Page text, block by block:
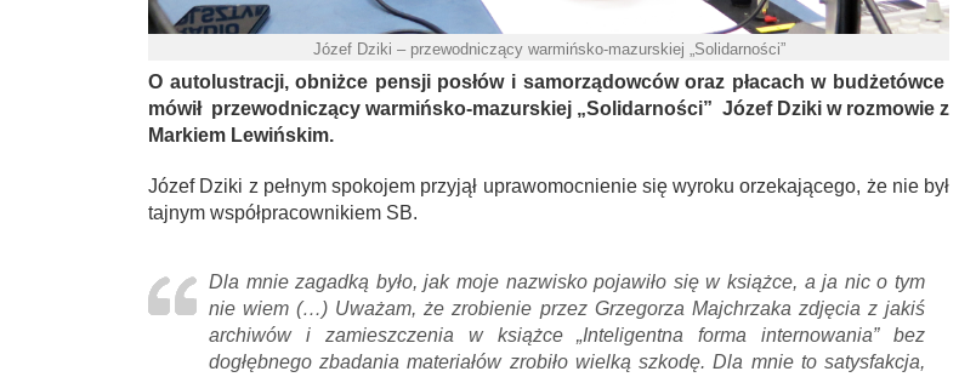
Józef Dziki – przewodniczący warmińsko-mazurskiej „Solidarności”
O autolustracji, obniżce pensji posłów i samorządowców oraz płacach w budżetówce
mówił przewodniczący warmińsko-mazurskiej „Solidarności” Józef Dziki w rozmowie z
Markiem Lewińskim.
Józef Dziki z pełnym spokojem przyjął uprawomocnienie się wyroku orzekającego, że nie był
tajnym współpracownikiem SB.
Dla mnie zagadką było, jak moje nazwisko pojawiło się w książce, a ja nic o tym
nie wiem (…) Uważam, że zrobienie przez Grzegorza Majchrzaka zdjęcia z jakiś
archiwów i zamieszczenia w książce „Inteligentna forma internowania” bez
dogłębnego zbadania materiałów zrobiło wielką szkodę. Dla mnie to satysfakcja,